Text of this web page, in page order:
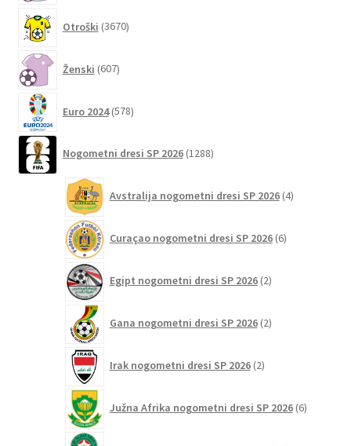
Otroški 3670izdelkov
Ženski 607izdelkov
Euro 2024 578izdelkov
Nogometni dresi SP 2026 1288izdelkov
Avstralija nogometni dresi SP 2026 4izdelki
Curaçao nogometni dresi SP 2026 6izdelkov
Egipt nogometni dresi SP 2026 2izdelka
Gana nogometni dresi SP 2026 2izdelka
Irak nogometni dresi SP 2026 2izdelka
Južna Afrika nogometni dresi SP 2026 6izdelkov